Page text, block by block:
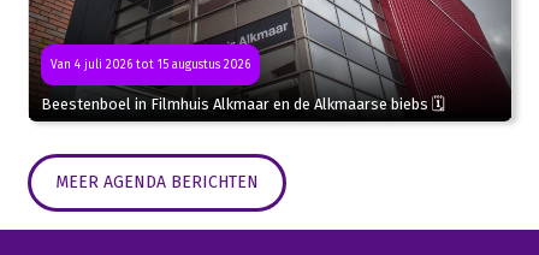
Van 4 juli 2026 tot 15 augustus 2026
Beestenboel in Filmhuis Alkmaar en de Alkmaarse biebs 🗓
MEER AGENDA BERICHTEN